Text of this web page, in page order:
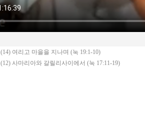
여리고 마을을 지나며 (눅 19:1-10)
사마리아와 갈릴리사이에서 (눅 17:11-19)